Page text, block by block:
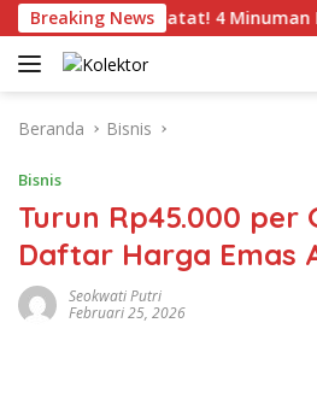
Langsung
ke
konten
Breaking NewsCatat! 4 Minuman Ini
Beranda Bisnis
Bisnis
Turun Rp45.000 per
Daftar Harga Emas
Seokwati Putri
Februari 25, 2026